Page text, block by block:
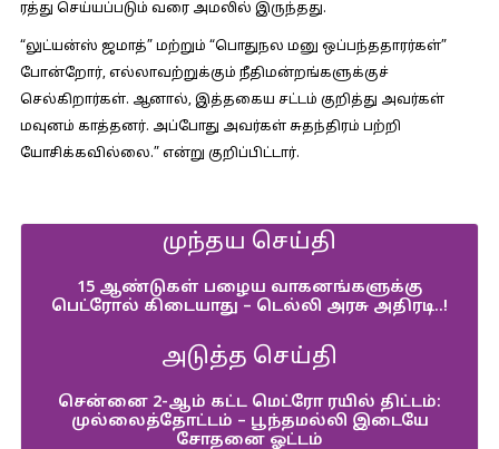
ரத்து செய்யப்படும் வரை அமலில் இருந்தது.
“லுட்யன்ஸ் ஜமாத்” மற்றும் “பொதுநல மனு ஒப்பந்ததாரர்கள்”
போன்றோர், எல்லாவற்றுக்கும் நீதிமன்றங்களுக்குச்
செல்கிறார்கள். ஆனால், இத்தகைய சட்டம் குறித்து அவர்கள்
மவுனம் காத்தனர். அப்போது அவர்கள் சுதந்திரம் பற்றி
யோசிக்கவில்லை.” என்று குறிப்பிட்டார்.
முந்தய செய்தி
15 ஆண்டுகள் பழைய வாகனங்களுக்கு
பெட்ரோல் கிடையாது – டெல்லி அரசு அதிரடி..!
அடுத்த செய்தி
சென்னை 2-ஆம் கட்ட மெட்ரோ ரயில் திட்டம்:
முல்லைத்தோட்டம் – பூந்தமல்லி இடையே
சோதனை ஓட்டம்